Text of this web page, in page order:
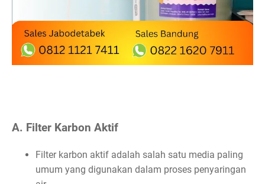
A. Filter Karbon Aktif
Filter karbon aktif adalah salah satu media paling
umum yang digunakan dalam proses penyaringan